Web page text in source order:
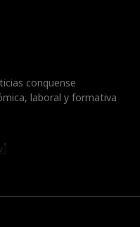
conquense
laboral y formativa